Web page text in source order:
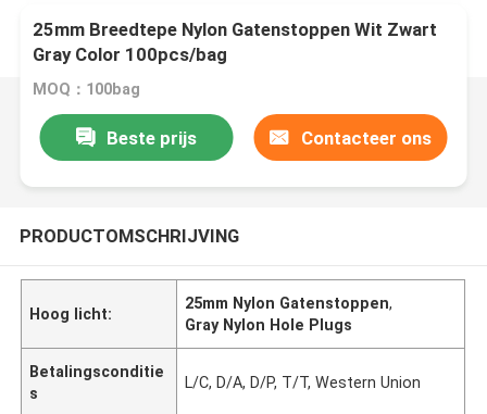
25mm Breedtepe Nylon Gatenstoppen Wit Zwart
Gray Color 100pcs/bag
MOQ：100bag
Beste prijs Contacteer ons
PRODUCTOMSCHRIJVING
Hoog licht:
25mm Nylon Gatenstoppen,
Gray Nylon Hole Plugs
Betalingsconditie
s
L/C, D/A, D/P, T/T, Western Union